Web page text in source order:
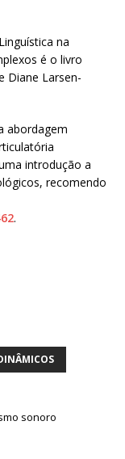
na
é o livro
Diane Larsen-
abordagem
introdução a
recomendo
.
sonoro